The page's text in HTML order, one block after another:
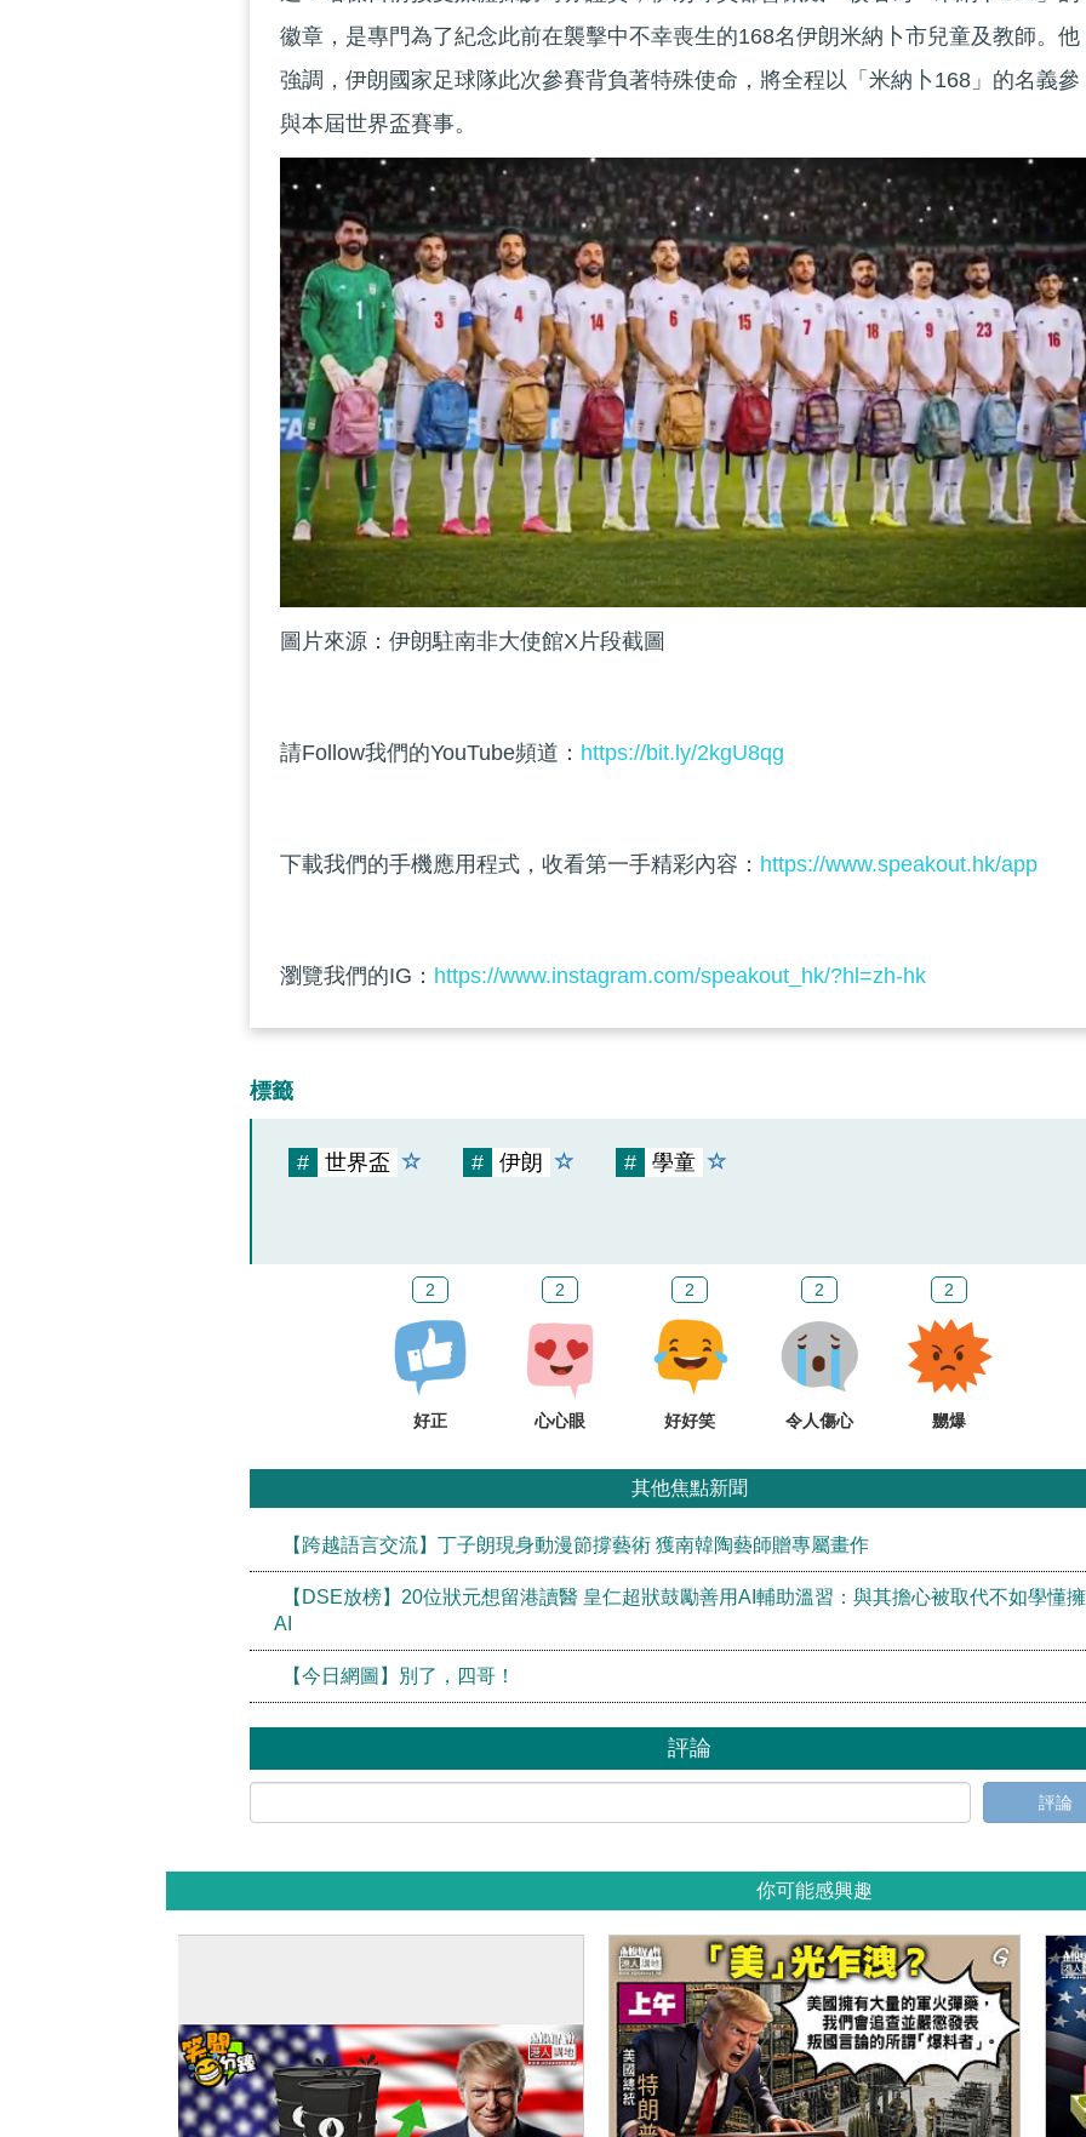
徽章，是專門為了紀念此前在襲擊中不幸喪生的168名伊朗米納卜市兒童及教師。他
強調，伊朗國家足球隊此次參賽背負著特殊使命，將全程以「米納卜168」的名義參
與本屆世界盃賽事。
圖片來源：伊朗駐南非大使館X片段截圖
請Follow我們的YouTube頻道： https://bit.ly/2kgU8qg
下載我們的手機應用程式，收看第一手精彩內容： https://www.speakout.hk/app
瀏覽我們的IG： https://www.instagram.com/speakout_hk/?hl=zh-hk
標籤
# 世界盃 # 伊朗 # 學童
2
好正
2
心心眼
2
好好笑
2
令人傷心
2
嬲爆
其他焦點新聞
【跨越語言交流】丁子朗現身動漫節撐藝術 獲南韓陶藝師贈專屬畫作
【DSE放榜】20位狀元想留港讀醫 皇仁超狀鼓勵善用AI輔助溫習：與其擔心被取代不如學懂
AI
【今日網圖】別了，四哥！
評論
評論
你可能感興趣